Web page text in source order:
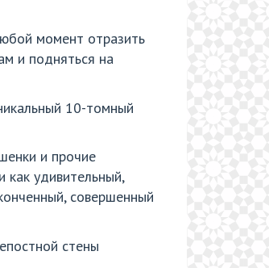
момент отразить
и подняться на
10-томный
и прочие
как удивительный,
совершенный
стены